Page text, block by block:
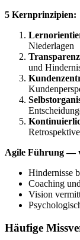
5 Kernprinzipien:
Niederlagen
Transparenz
und
Agile Führung —
Hindernisse
Coaching
Vision
Häufige